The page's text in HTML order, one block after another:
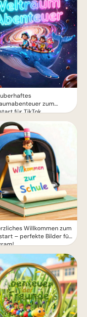
zum
für TikTok
Willkommen zum
– perfekte Bilder für